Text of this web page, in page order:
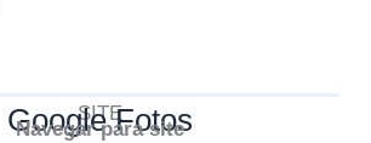
SITE
Google Fotos
Navegar para site